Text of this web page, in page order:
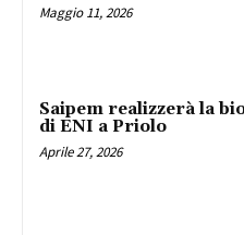
Maggio 11, 2026
Saipem realizzerà la
di ENI a Priolo
Aprile 27, 2026